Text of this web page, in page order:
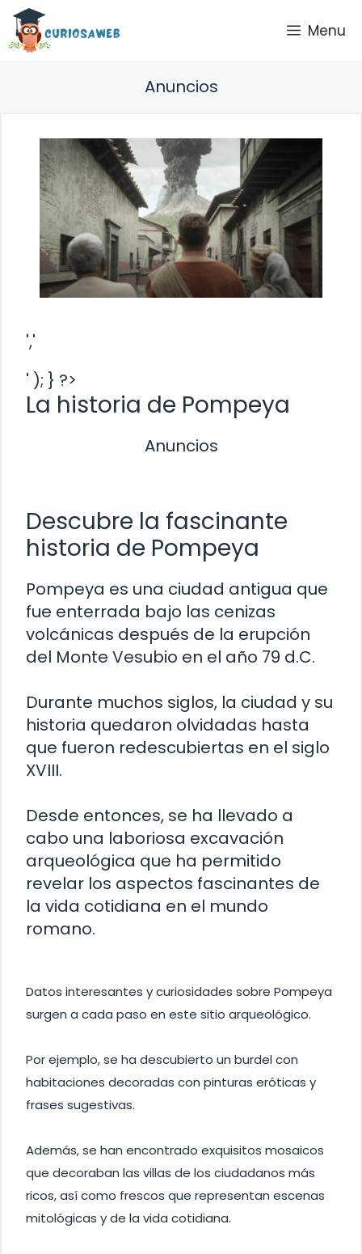
Saltar
contenido
Menu
Anuncios
','
' ); } ?>
La historia de Pompeya
Anuncios
Descubre la fascinante
historia de Pompeya
Pompeya es una ciudad antigua que
fue enterrada bajo las cenizas
volcánicas después de la erupción
del Monte Vesubio en el año 79 d.C.
Durante muchos siglos, la ciudad y su
historia quedaron olvidadas hasta
que fueron redescubiertas en el siglo
XVIII.
Desde entonces, se ha llevado a
cabo una laboriosa excavación
arqueológica que ha permitido
revelar los aspectos fascinantes de
la vida cotidiana en el mundo
romano.
Datos interesantes y curiosidades sobre Pompeya
surgen a cada paso en este sitio arqueológico.
Por ejemplo, se ha descubierto un burdel con
habitaciones decoradas con pinturas eróticas y
frases sugestivas.
Además, se han encontrado exquisitos mosaicos
que decoraban las villas de los ciudadanos más
ricos, así como frescos que representan escenas
mitológicas y de la vida cotidiana.